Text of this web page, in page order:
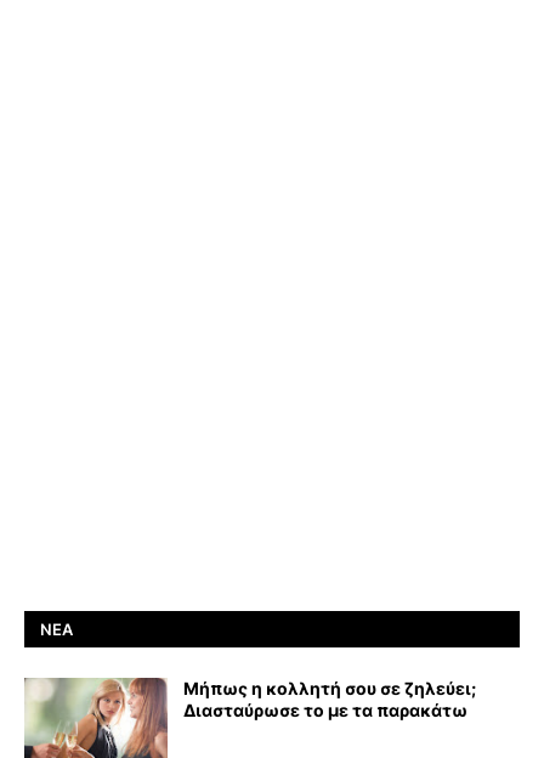
ΝΈΑ
Μήπως η κολλητή σου σε ζηλεύει;
Διασταύρωσε το με τα παρακάτω